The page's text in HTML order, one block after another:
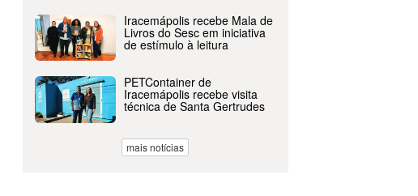
Iracemápolis recebe Mala de
Livros do Sesc em iniciativa
de estímulo à leitura
PETContainer de
Iracemápolis recebe visita
técnica de Santa Gertrudes
mais notícias